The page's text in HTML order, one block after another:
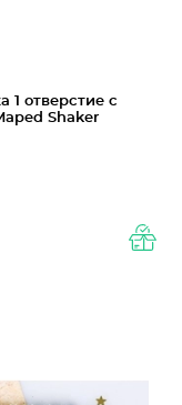
1 отверстие с
Shaker